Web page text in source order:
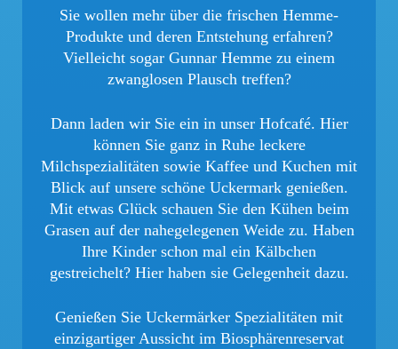
Sie wollen mehr über die frischen Hemme-
Produkte und deren Entstehung erfahren?
Vielleicht sogar Gunnar Hemme zu einem
zwanglosen Plausch treffen?
Dann laden wir Sie ein in unser Hofcafé. Hier
können Sie ganz in Ruhe leckere
Milchspezialitäten sowie Kaffee und Kuchen mit
Blick auf unsere schöne Uckermark genießen.
Mit etwas Glück schauen Sie den Kühen beim
Grasen auf der nahegelegenen Weide zu. Haben
Ihre Kinder schon mal ein Kälbchen
gestreichelt? Hier haben sie Gelegenheit dazu.
Genießen Sie Uckermärker Spezialitäten mit
einzigartiger Aussicht im Biosphärenreservat